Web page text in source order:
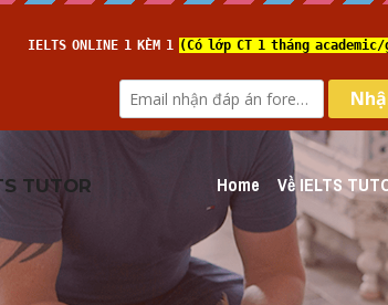
TUTOR Home Về IELTS